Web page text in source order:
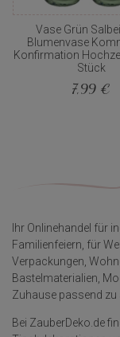
Vase Grün
Blumenvase
Konfirmation
Stück
7,99 €
Ihr Onlinehandel für
Familienfeiern, für
Verpackungen,
Bastelmaterialien,
Zuhause passend zu
Bei ZauberDeko.de